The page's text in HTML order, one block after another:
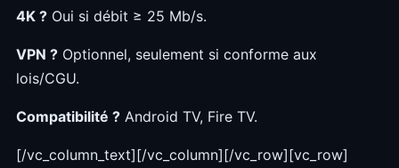
4K ? Oui si débit ≥ 25 Mb/s.
VPN ? Optionnel, seulement si conforme aux
lois/CGU.
Compatibilité ? Android TV, Fire TV.
[/vc_column_text][/vc_column][/vc_row][vc_row]